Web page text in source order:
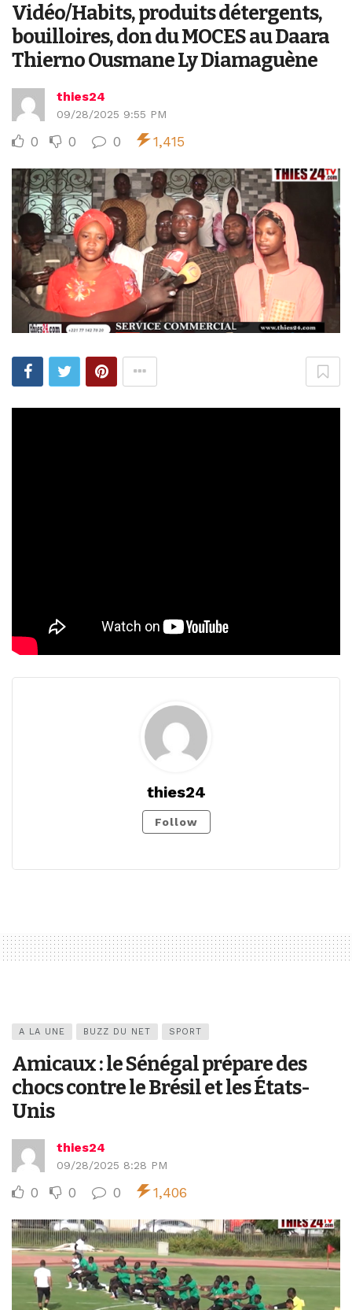
Vidéo/Habits, produits détergents,
bouilloires, don du MOCES au Daara
Thierno Ousmane Ly Diamaguène
thies24
09/28/2025 9:55 PM
0 0 0 1,415
thies24
Follow
A LA UNE BUZZ DU NET SPORT
Amicaux : le Sénégal prépare des
chocs contre le Brésil et les États-
Unis
thies24
09/28/2025 8:28 PM
0 0 0 1,406